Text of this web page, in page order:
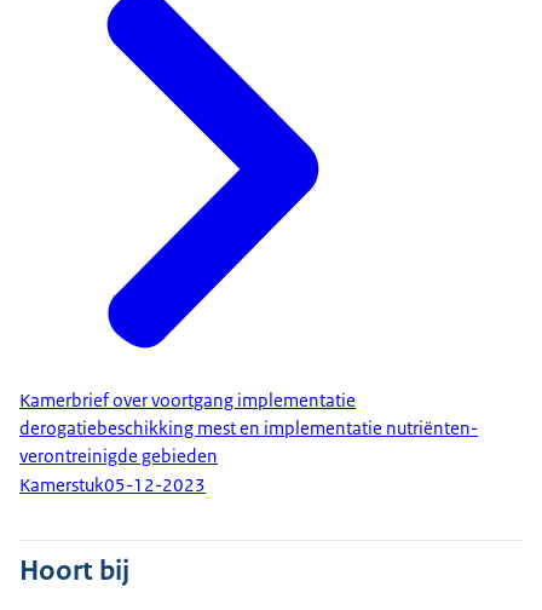
Kamerbrief over voortgang implementatie
derogatiebeschikking mest en implementatie nutriënten-
verontreinigde gebieden
Kamerstuk05-12-2023
Hoort bij